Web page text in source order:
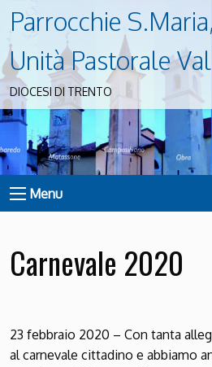
Parrocchie
Unità Pastorale
DIOCESI DI TRENTO
Menu
Carnevale 2020
23 febbraio 2020 – Con tanta
al carnevale cittadino e abbiamo